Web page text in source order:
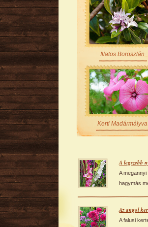
Illatos Boroszlán
Kerti Madármályva
A legszebb
A
hagymás
Az angol
A falusi